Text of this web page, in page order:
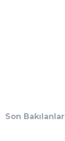
Son Bakılanlar